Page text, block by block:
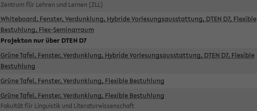
Zentrum für Lehren und Lernen (ZLL)
Whiteboard, Fenster, Verdunklung, Hybride Vorlesungsausstattung, DTEN D7, Flexible
Bestuhlung, Flex-Seminarraum
Projekton nur über DTEN D7
Grüne Tafel, Fenster, Verdunklung, Hybride Vorlesungsausstattung, DTEN D7, Flexible
Bestuhlung
Grüne Tafel, Fenster, Verdunklung, Flexible Bestuhlung
Grüne Tafel, Fenster, Verdunklung, Flexible Bestuhlung
Fakultät für Linguistik und Literaturwissenschaft